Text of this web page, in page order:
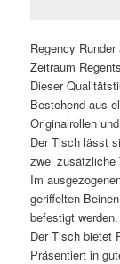
Regency
Zeitraum
Dieser
Bestehend aus
Originalrollen
Der Tisch lässt
zwei zusätzliche
Im
geriffelten
befestigt werden.
Der Tisch bietet
Präsentiert in